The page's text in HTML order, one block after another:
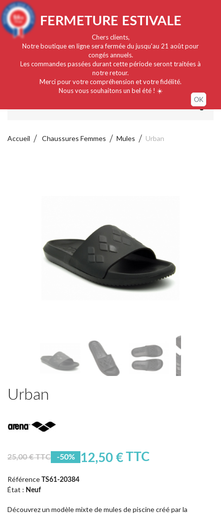
Français
FERMETURE ESTIVALE
Chers clients,
Notre boutique en ligne sera fermée du jusqu'au 21 août pour
congés annuels.
Les commandes passées durant cette période seront traitées à
notre retour.
Merci pour votre compréhension et votre fidélité.
Nous vous souhaitons un bel été ! ☀️
OK
Accueil Chaussures Femmes Mules Urban
Urban
25,00 € TTC -50% 12,50 €TTC
Référence TS61-20384
État : Neuf
Découvrez un modèle mixte de mules de piscine créé par la
9.4/10